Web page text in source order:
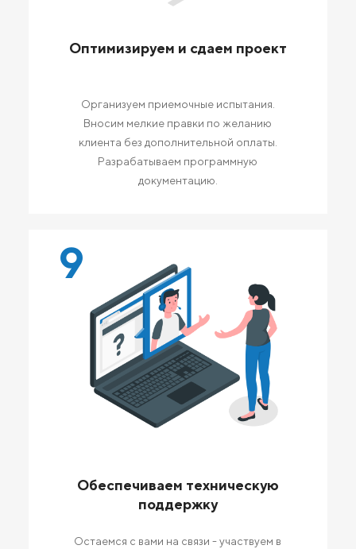
Оптимизируем и сдаем проект
Организуем приемочные испытания.
Вносим мелкие правки по желанию
клиента без дополнительной оплаты.
Разрабатываем программную
документацию.
9
Обеспечиваем техническую
поддержку
Остаемся с вами на связи - участвуем в